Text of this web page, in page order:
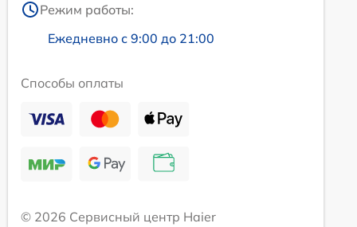
Режим работы:
Ежедневно с 9:00 до 21:00
Способы оплаты
© 2026 Сервисный центр Haier